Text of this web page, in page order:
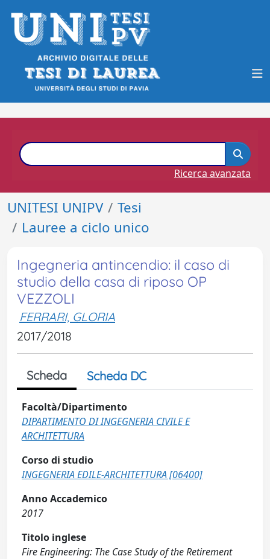
Ricerca avanzata
UNITESI UNIPV
Tesi
Lauree a ciclo unico
Ingegneria antincendio: il caso di
studio della casa di riposo OP
VEZZOLI
FERRARI, GLORIA
2017/2018
Scheda Scheda DC
Facoltà/Dipartimento
DIPARTIMENTO DI INGEGNERIA CIVILE E
ARCHITETTURA
Corso di studio
INGEGNERIA EDILE-ARCHITETTURA [06400]
Anno Accademico
2017
Titolo inglese
Fire Engineering: The Case Study of the Retirement